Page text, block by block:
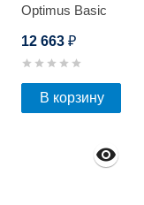
Optimus Basic
12 663 ₽
В корзину